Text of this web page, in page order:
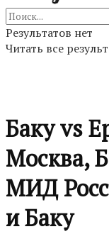
Результатов нет
Читать все
Баку vs
Москва,
МИД
и Баку